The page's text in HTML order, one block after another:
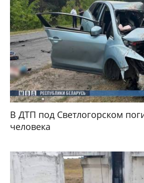
В ДТП под Светлогорском
человека